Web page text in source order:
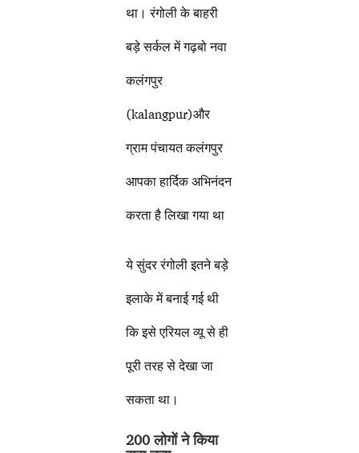
था। रंगोली के बाहरी
बड़े सर्कल में गढ़बो नवा
कलंगपुर
(kalangpur)और
ग्राम पंचायत कलंगपुर
आपका हार्दिक अभिनंदन
करता है लिखा गया था
ये सुंदर रंगोली इतने बड़े
इलाके में बनाई गई थी
कि इसे एरियल व्यू से ही
पूरी तरह से देखा जा
सकता था।
200 लोगों ने किया